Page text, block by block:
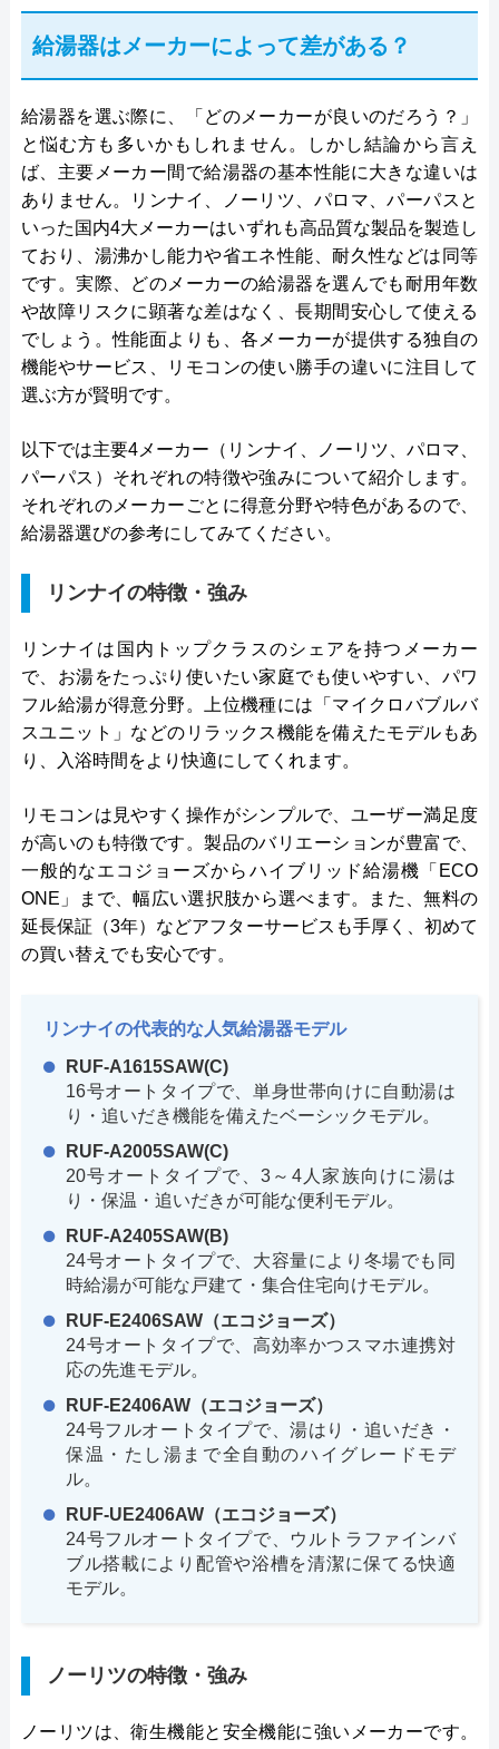
給湯器はメーカーによって差がある？
給湯器を選ぶ際に、「どのメーカーが良いのだろう？」
と悩む方も多いかもしれません。しかし結論から言え
ば、主要メーカー間で給湯器の基本性能に大きな違いは
ありません。リンナイ、ノーリツ、パロマ、パーパスと
いった国内4大メーカーはいずれも高品質な製品を製造し
ており、湯沸かし能力や省エネ性能、耐久性などは同等
です。実際、どのメーカーの給湯器を選んでも耐用年数
や故障リスクに顕著な差はなく、長期間安心して使える
でしょう。性能面よりも、各メーカーが提供する独自の
機能やサービス、リモコンの使い勝手の違いに注目して
選ぶ方が賢明です。
以下では主要4メーカー（リンナイ、ノーリツ、パロマ、
パーパス）それぞれの特徴や強みについて紹介します。
それぞれのメーカーごとに得意分野や特色があるので、
給湯器選びの参考にしてみてください。
リンナイの特徴・強み
リンナイは国内トップクラスのシェアを持つメーカー
で、お湯をたっぷり使いたい家庭でも使いやすい、パワ
フル給湯が得意分野。上位機種には「マイクロバブルバ
スユニット」などのリラックス機能を備えたモデルもあ
り、入浴時間をより快適にしてくれます。
リモコンは見やすく操作がシンプルで、ユーザー満足度
が高いのも特徴です。製品のバリエーションが豊富で、
一般的なエコジョーズからハイブリッド給湯機「ECO
ONE」まで、幅広い選択肢から選べます。また、無料の
延長保証（3年）などアフターサービスも手厚く、初めて
の買い替えでも安心です。
リンナイの代表的な人気給湯器モデル
RUF-A1615SAW(C)
16号オートタイプで、単身世帯向けに自動湯は
り・追いだき機能を備えたベーシックモデル。
RUF-A2005SAW(C)
20号オートタイプで、3～4人家族向けに湯は
り・保温・追いだきが可能な便利モデル。
RUF-A2405SAW(B)
24号オートタイプで、大容量により冬場でも同
時給湯が可能な戸建て・集合住宅向けモデル。
RUF-E2406SAW（エコジョーズ）
24号オートタイプで、高効率かつスマホ連携対
応の先進モデル。
RUF-E2406AW（エコジョーズ）
24号フルオートタイプで、湯はり・追いだき・
保温・たし湯まで全自動のハイグレードモデ
ル。
RUF-UE2406AW（エコジョーズ）
24号フルオートタイプで、ウルトラファインバ
ブル搭載により配管や浴槽を清潔に保てる快適
モデル。
ノーリツの特徴・強み
ノーリツは、衛生機能と安全機能に強いメーカーです。